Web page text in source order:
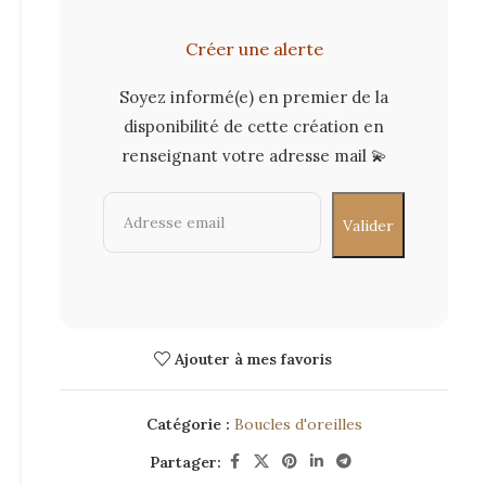
Créer une alerte
Soyez informé(e) en premier de la
disponibilité de cette création en
renseignant votre adresse mail 💫
Ajouter à mes favoris
Catégorie : Boucles d'oreilles
Partager: